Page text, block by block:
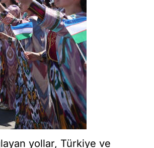
yollar, Türkiye ve